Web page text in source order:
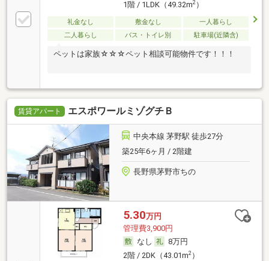
1階 / 1LDK（49.32m2）
礼金なし 敷金なし
一人暮らし
二人暮らし
バス・トイレ別 駐車場(近隣含)
ペットは家族☆☆☆ペット相談可能物件です！！！
賃貸アパート エスポワールミゾグチＢ
中央本線 茅野駅 徒歩27分
築25年6ヶ月 / 2階建
長野県茅野市ちの
5.30万円
管理費3,900円
なし
8万円
2階 / 2DK（43.01m2）